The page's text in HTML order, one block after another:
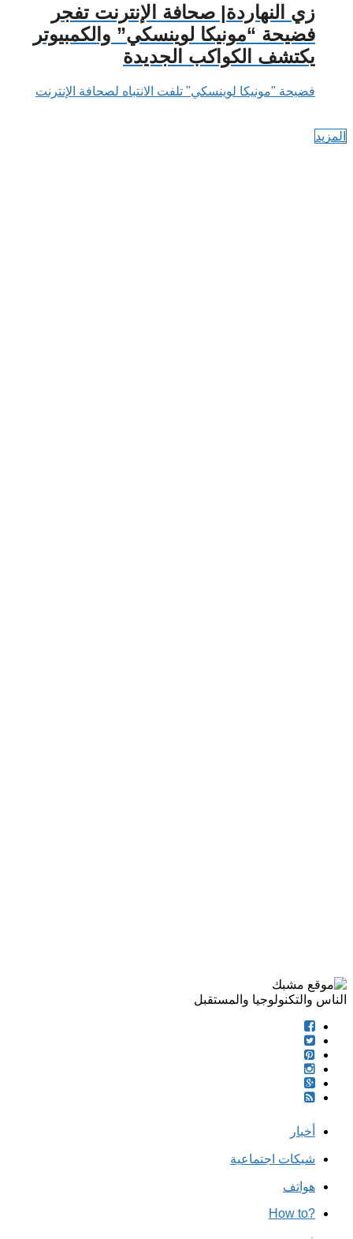
زي النهاردة| صحافة الإنترنت تفجر
فضيحة “مونيكا لوينسكي” والكمبيوتر
يكتشف الكواكب الجديدة
فضيحة "مونيكا لوينسكي" تلفت الانتباه لصحافة الإنترنت
المزيد
الناس والتكنولوجيا والمستقبل
أخبار
شبكات اجتماعية
هواتف
?How to